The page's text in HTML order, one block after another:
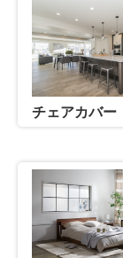
チェアカバー